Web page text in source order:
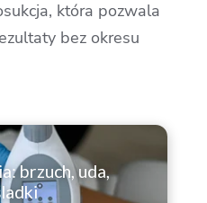
która pozwala
bez okresu
brzuch, uda,